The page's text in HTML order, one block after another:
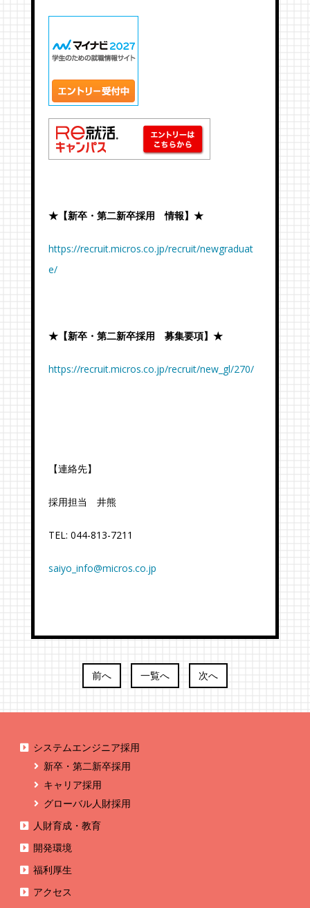
★【新卒・第二新卒採用 情報】★
https://recruit.micros.co.jp/recruit/newgraduat
e/
★【新卒・第二新卒採用 募集要項】★
https://recruit.micros.co.jp/recruit/new_gl/270/
【連絡先】
採用担当 井熊
TEL: 044-813-7211
saiyo_info@micros.co.jp
前へ 一覧へ 次へ
システムエンジニア採用
新卒・第二新卒採用
キャリア採用
グローバル人財採用
人財育成・教育
開発環境
福利厚生
アクセス